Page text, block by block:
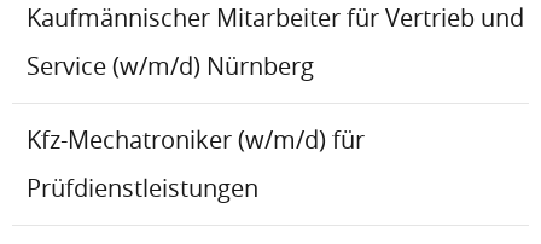
Kaufmännischer Mitarbeiter für Vertrieb und
Service (w/m/d) Nürnberg
Kfz-Mechatroniker (w/m/d) für
Prüfdienstleistungen